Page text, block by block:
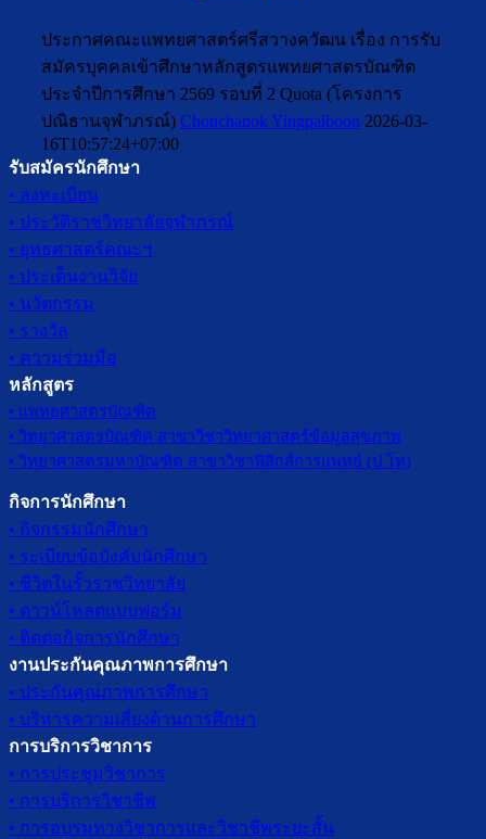
ประกาศคณะแพทยศาสตร์ศรีสวางควัฒน เรื่อง การรับ
สมัครบุคคลเข้าศึกษาหลักสูตรแพทยศาสตรบัณฑิต
ประจำปีการศึกษา 2569 รอบที่ 2 Quota (โครงการ
ปณิธานจุฬาภรณ์) Chonchanok Yingpaiboon 2026-03-
16T10:57:24+07:00
รับสมัครนักศึกษา
• ลงทะเบียน
• ประวัติราชวิทยาลัยจุฬาภรณ์
• ยุทธศาสตร์คณะฯ
• ประเด็นงานวิจัย
• นวัตกรรม
• รางวัล
• ความร่วมมือ
หลักสูตร
• แพทยศาสตรบัณฑิต
• วิทยาศาสตรบัณฑิต สาขาวิชาวิทยาศาสตร์ข้อมูลสุขภาพ
• วิทยาศาสตรมหาบัณฑิต สาขาวิชาฟิสิกส์การแพทย์ (ป.โท)
กิจการนักศึกษา
• กิจกรรมนักศึกษา
• ระเบียบข้อบังคับนักศึกษา
• ชีวิตในรั้วราชวิทยาลัย
• ดาวน์โหลดแบบฟอร์ม
• ติดต่อกิจการนักศึกษา
งานประกันคุณภาพการศึกษา
• ประกันคุณภาพการศึกษา
• บริหารความเสี่ยงด้านการศึกษา
การบริการวิชาการ
• การประชุมวิชาการ
• การบริการวิชาชีพ
• การอบรมทางวิชาการและวิชาชีพระยะสั้น